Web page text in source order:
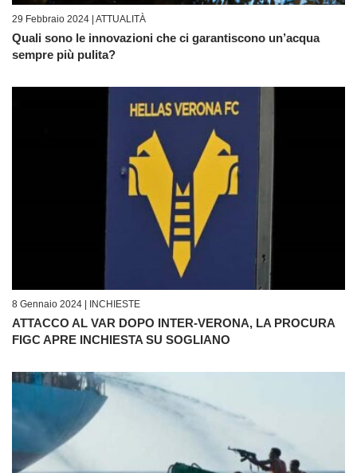
29 Febbraio 2024 | ATTUALITÀ
Quali sono le innovazioni che ci garantiscono un’acqua
sempre più pulita?
8 Gennaio 2024 | INCHIESTE
ATTACCO AL VAR DOPO INTER-VERONA, LA PROCURA
FIGC APRE INCHIESTA SU SOGLIANO